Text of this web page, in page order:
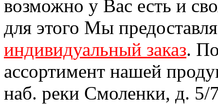
возможно у Вас есть и
для этого Мы
индивидуальный заказ.
ассортимент нашей
наб. реки Смоленки, д. 5/